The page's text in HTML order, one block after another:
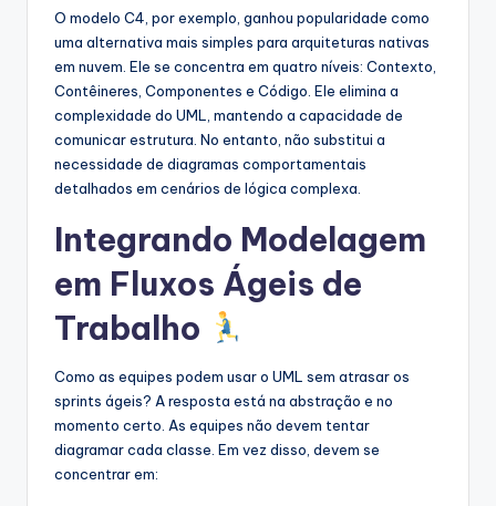
O modelo C4, por exemplo, ganhou popularidade como
uma alternativa mais simples para arquiteturas nativas
em nuvem. Ele se concentra em quatro níveis: Contexto,
Contêineres, Componentes e Código. Ele elimina a
complexidade do UML, mantendo a capacidade de
comunicar estrutura. No entanto, não substitui a
necessidade de diagramas comportamentais
detalhados em cenários de lógica complexa.
Integrando Modelagem
em Fluxos Ágeis de
Trabalho
Como as equipes podem usar o UML sem atrasar os
sprints ágeis? A resposta está na abstração e no
momento certo. As equipes não devem tentar
diagramar cada classe. Em vez disso, devem se
concentrar em: